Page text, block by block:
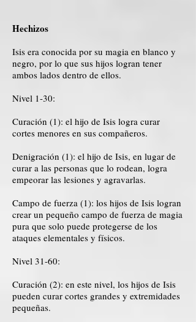
Hechizos
Isis era conocida por su magia en blanco y
negro, por lo que sus hijos logran tener
ambos lados dentro de ellos.
Nivel 1-30:
Curación (1): el hijo de Isis logra curar
cortes menores en sus compañeros.
Denigración (1): el hijo de Isis, en lugar de
curar a las personas que lo rodean, logra
empeorar las lesiones y agravarlas.
Campo de fuerza (1): los hijos de Isis logran
crear un pequeño campo de fuerza de magia
pura que solo puede protegerse de los
ataques elementales y físicos.
Nivel 31-60:
Curación (2): en este nivel, los hijos de Isis
pueden curar cortes grandes y extremidades
pequeñas.